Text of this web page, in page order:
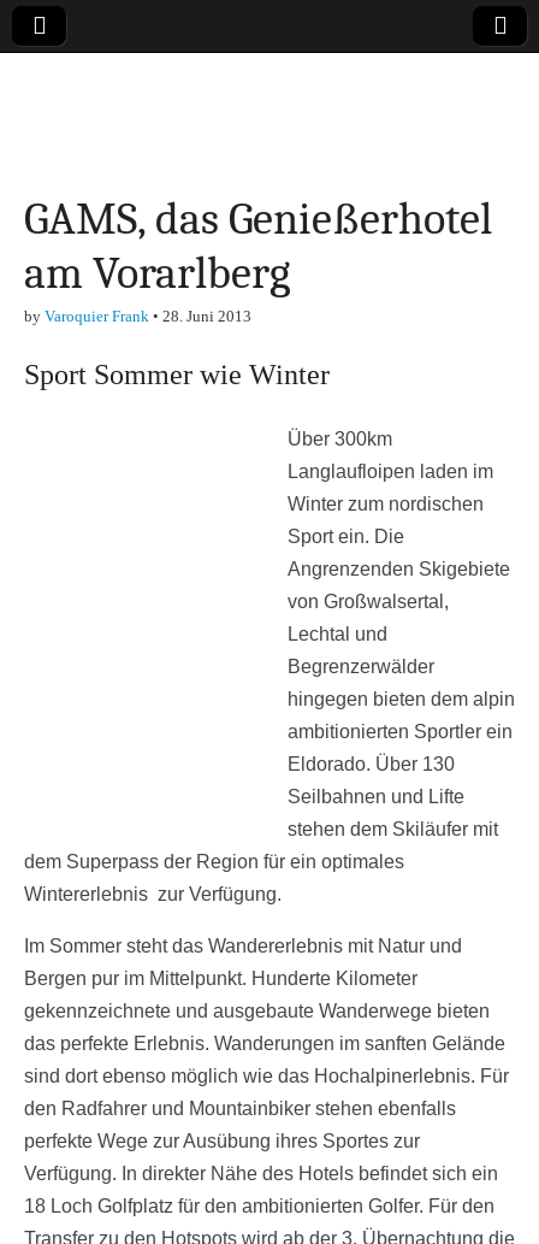
Finanzen,
Marketing-, Vertrieb-
& Investment-Tipps
GAMS, das Genießerhotel
am Vorarlberg
by Varoquier Frank • 28. Juni 2013
Sport Sommer wie Winter
Über 300km
Langlaufloipen laden im
Winter zum nordischen
Sport ein. Die
Angrenzenden Skigebiete
von Großwalsertal,
Lechtal und
Begrenzerwälder
hingegen bieten dem alpin
ambitionierten Sportler ein
Eldorado. Über 130
Seilbahnen und Lifte
stehen dem Skiläufer mit
dem Superpass der Region für ein optimales
Wintererlebnis zur Verfügung.
Im Sommer steht das Wandererlebnis mit Natur und
Bergen pur im Mittelpunkt. Hunderte Kilometer
gekennzeichnete und ausgebaute Wanderwege bieten
das perfekte Erlebnis. Wanderungen im sanften Gelände
sind dort ebenso möglich wie das Hochalpinerlebnis. Für
den Radfahrer und Mountainbiker stehen ebenfalls
perfekte Wege zur Ausübung ihres Sportes zur
Verfügung. In direkter Nähe des Hotels befindet sich ein
18 Loch Golfplatz für den ambitionierten Golfer. Für den
Transfer zu den Hotspots wird ab der 3. Übernachtung die